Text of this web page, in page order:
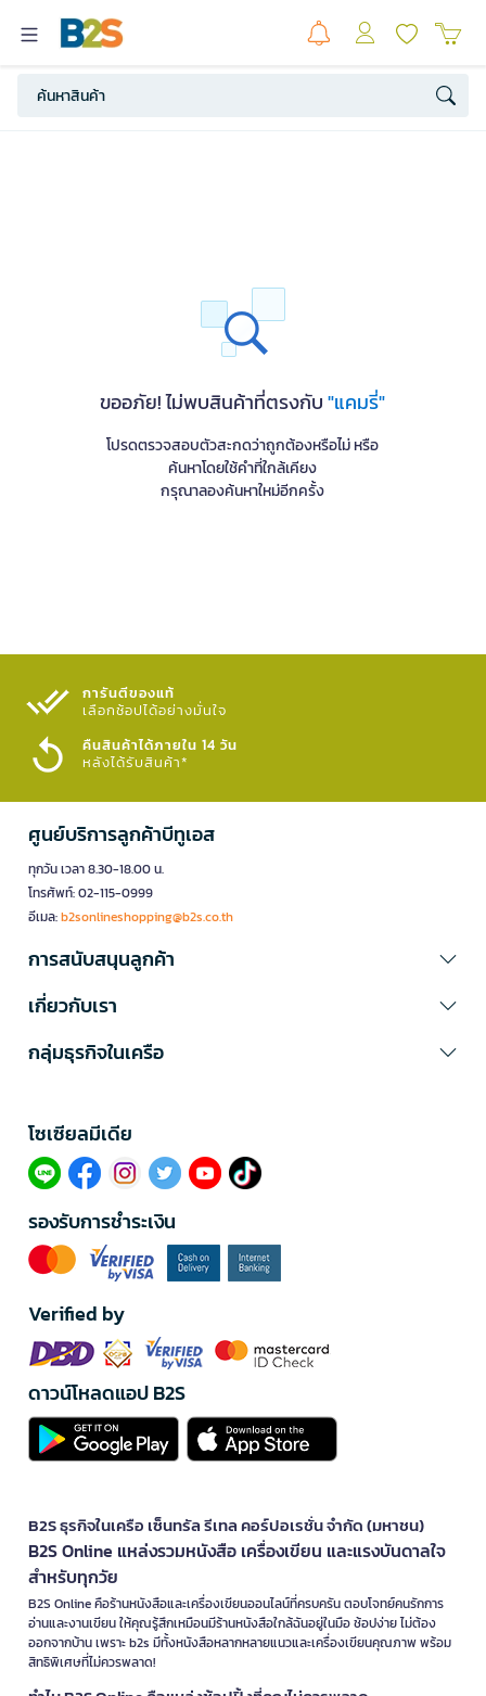
ขออภัย! ไม่พบสินค้าที่ตรงกับ"แคมรี่"
โปรดตรวจสอบตัวสะกดว่าถูกต้องหรือไม่ หรือ
ค้นหาโดยใช้คำที่ใกล้เคียง
กรุณาลองค้นหาใหม่อีกครั้ง
การันตีของแท้
เลือกช้อปได้อย่างมั่นใจ​
คืนสินค้าได้ภายใน 14 วัน
หลังได้รับสินค้า*
ศูนย์บริการลูกค้าบีทูเอส
ทุกวัน เวลา 8.30-18.00 น.
โทรศัพท์: 02-115-0999
อีเมล:b2sonlineshopping@b2s.co.th
การสนับสนุนลูกค้า
เกี่ยวกับเรา
กลุ่มธุรกิจในเครือ
โซเซียลมีเดีย​
รองรับการชำระเงิน
Verified by
ดาวน์โหลดแอป B2S
B2S ธุรกิจในเครือ เซ็นทรัล รีเทล คอร์ปอเรชั่น จำกัด (มหาชน)
B2S Online แหล่งรวมหนังสือ เครื่องเขียน และแรงบันดาลใจ
สำหรับทุกวัย
B2S Online คือร้านหนังสือและเครื่องเขียนออนไลน์ที่ครบครัน ตอบโจทย์คนรักการ
อ่านและงานเขียน ให้คุณรู้สึกเหมือนมีร้านหนังสือใกล้ฉันอยู่ในมือ ช้อปง่าย ไม่ต้อง
ออกจากบ้าน เพราะ b2s มีทั้งหนังสือหลากหลายแนวและเครื่องเขียนคุณภาพ พร้อม
สิทธิพิเศษที่ไม่ควรพลาด!